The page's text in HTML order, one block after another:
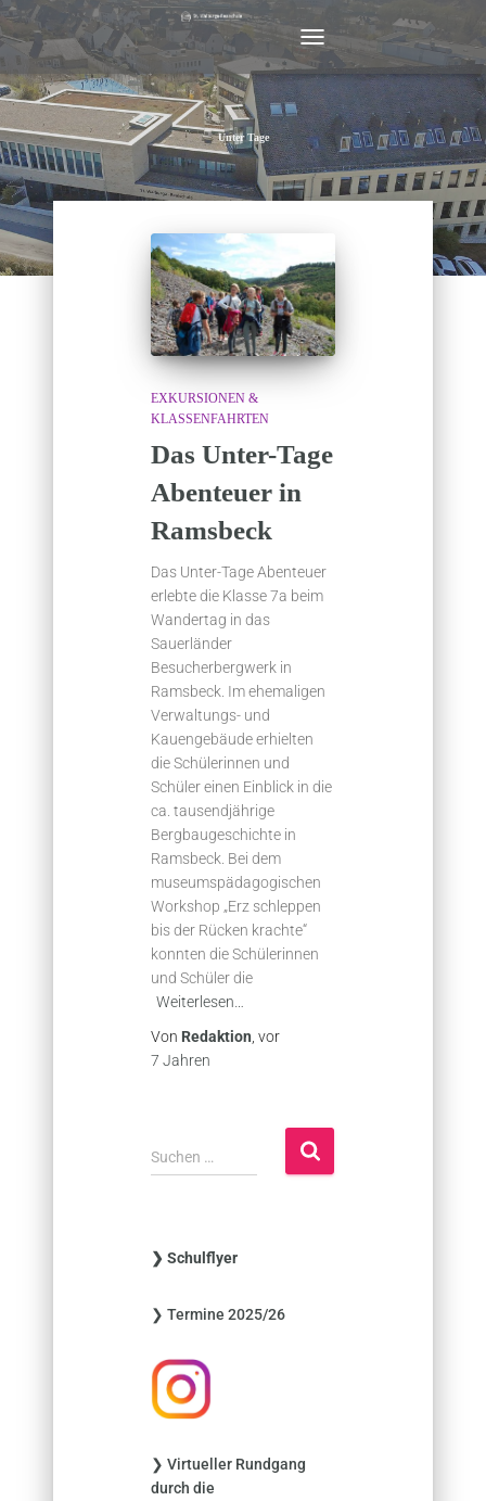
NAVIGATION
UMSCHALTEN
Unter Tage
EXKURSIONEN &
KLASSENFAHRTEN
Das Unter-Tage
Abenteuer in
Ramsbeck
Das Unter-Tage Abenteuer
erlebte die Klasse 7a beim
Wandertag in das
Sauerländer
Besucherbergwerk in
Ramsbeck. Im ehemaligen
Verwaltungs- und
Kauengebäude erhielten
die Schülerinnen und
Schüler einen Einblick in die
ca. tausendjährige
Bergbaugeschichte in
Ramsbeck. Bei dem
museumspädagogischen
Workshop „Erz schleppen
bis der Rücken krachte“
konnten die Schülerinnen
und Schüler die
Weiterlesen…
Von Redaktion, vor
7 Jahren
S
u
n
a
h
:
Suchen …
❯ Schulflyer
❯ Termine 2025/26
❯ Virtueller Rundgang
durch die